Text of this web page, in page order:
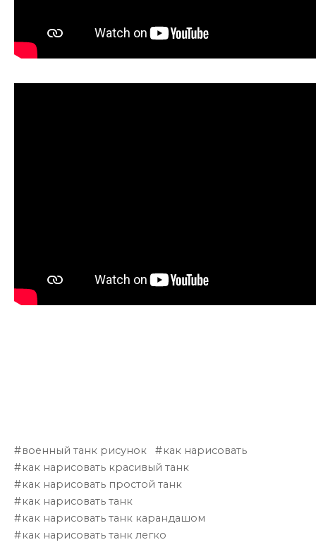
военный танк рисунок
как нарисовать
как нарисовать красивый танк
как нарисовать простой танк
как нарисовать танк
как нарисовать танк карандашом
как нарисовать танк легко